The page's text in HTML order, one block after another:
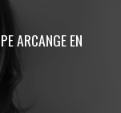
ARCANGE EN